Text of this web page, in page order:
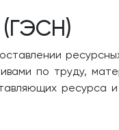
(ГЭСН)
по труду,
ресурса